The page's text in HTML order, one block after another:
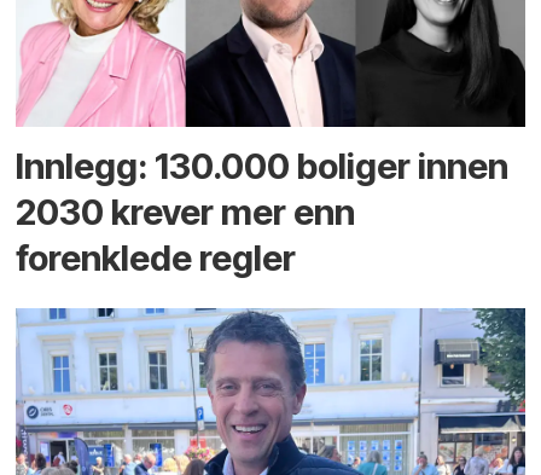
Innlegg: 130.000 boliger innen
2030 krever mer enn
forenklede regler